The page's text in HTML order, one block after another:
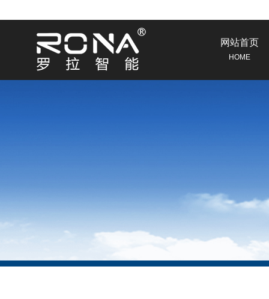
网站首页
HOME